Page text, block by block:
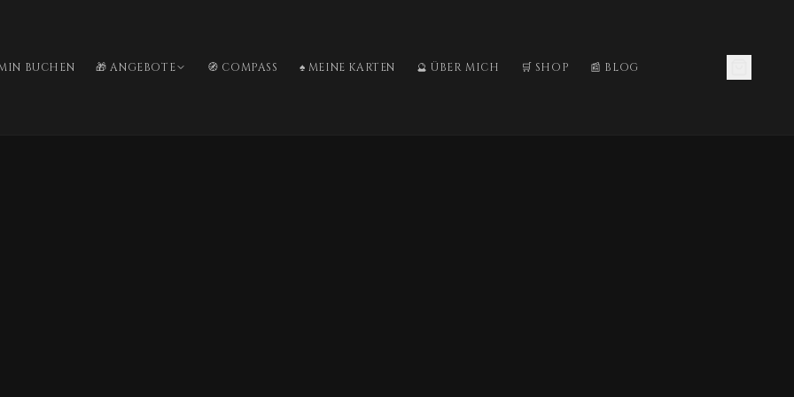
BUCHEN 🎁 ANGEBOTE 🧭 COMPASS ♠️ MEINE KARTEN 🔮 ÜBER MICH 🛒 SHOP 📰 BLOG